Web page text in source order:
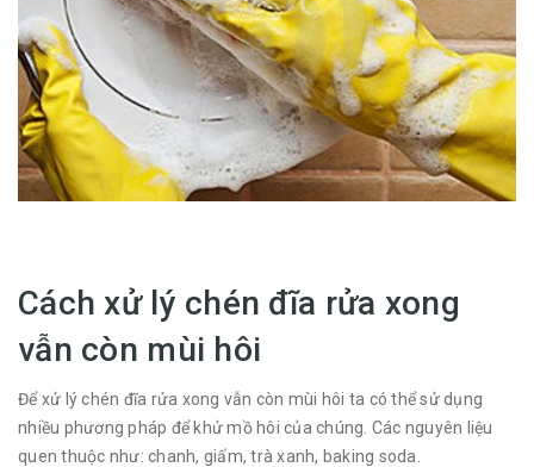
Cách xử lý chén đĩa rửa xong
vẫn còn mùi hôi
Để xử lý chén đĩa rửa xong vẫn còn mùi hôi ta có thể sử dụng
nhiều phương pháp để khử mồ hôi của chúng. Các nguyên liệu
quen thuộc như: chanh, giấm, trà xanh, baking soda.